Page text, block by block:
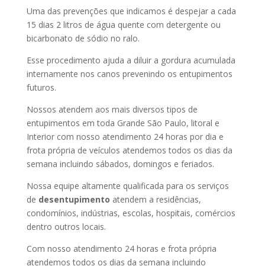
Uma das prevenções que indicamos é despejar a cada
15 dias 2 litros de água quente com detergente ou
bicarbonato de sódio no ralo.
Esse procedimento ajuda a diluir a gordura acumulada
internamente nos canos prevenindo os entupimentos
futuros.
Nossos atendem aos mais diversos tipos de
entupimentos em toda Grande São Paulo, litoral e
Interior com nosso atendimento 24 horas por dia e
frota própria de veículos atendemos todos os dias da
semana incluindo sábados, domingos e feriados.
Nossa equipe altamente qualificada para os serviços
de desentupimento atendem a residências,
condomínios, indústrias, escolas, hospitais, comércios
dentro outros locais.
Com nosso atendimento 24 horas e frota própria
atendemos todos os dias da semana incluindo